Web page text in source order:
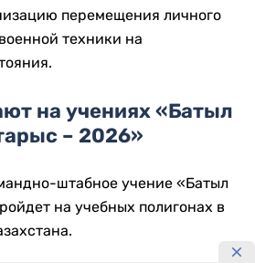
перемещения личного
техники на
на учениях «Батыл
– 2026»
штабное учение «Батыл
на учебных полигонах в